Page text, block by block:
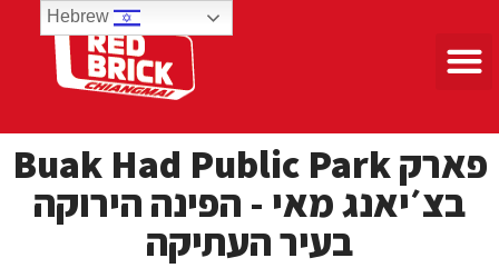
פארק Buak Had Public Park
בצ׳יאנג מאי - הפינה הירוקה
בעיר העתיקה
Hebrew